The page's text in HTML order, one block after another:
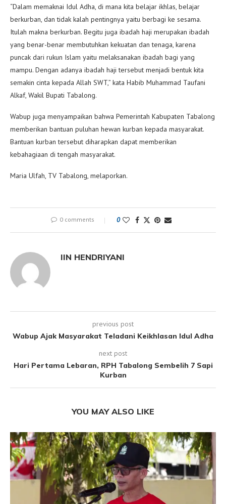
“Dalam memaknai Idul Adha, di mana kita belajar ikhlas, belajar
berkurban, dan tidak kalah pentingnya yaitu berbagi ke sesama.
Itulah makna berkurban. Begitu juga ibadah haji merupakan ibadah
yang benar-benar membutuhkan kekuatan dan tenaga, karena
puncak dari rukun Islam yaitu melaksanakan ibadah bagi yang
mampu. Dengan adanya ibadah haji tersebut menjadi bentuk kita
semakin cinta kepada Allah SWT,” kata Habib Muhammad Taufani
Alkaf, Wakil Bupati Tabalong.
Wabup juga menyampaikan bahwa Pemerintah Kabupaten Tabalong
memberikan bantuan puluhan hewan kurban kepada masyarakat.
Bantuan kurban tersebut diharapkan dapat memberikan
kebahagiaan di tengah masyarakat.
Maria Ulfah, TV Tabalong, melaporkan.
0 comments 0
IIN HENDRIYANI
previous post
Wabup Ajak Masyarakat Teladani Keikhlasan Idul Adha
next post
Hari Pertama Lebaran, RPH Tabalong Sembelih 7 Sapi
Kurban
YOU MAY ALSO LIKE